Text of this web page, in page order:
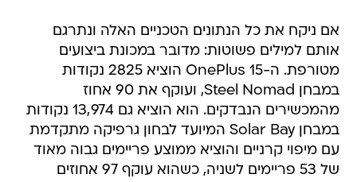
אם ניקח את כל הנתונים הטכניים האלה ונתרגם
אותם למילים פשוטות: מדובר במכונת ביצועים
מטורפת. ה-OnePlus 15 הוציא 2825 נקודות
במבחן Steel Nomad, ועוקף את 90 אחוז
מהמכשירים הנבדקים. הוא הוציא גם 13,974 נקודות
במבחן Solar Bay המיועד לבחון גרפיקה מתקדמת
עם מיפוי קרניים והוציא ממוצע פריימים גבוה מאוד
של 53 פריימים לשניה, כשהוא עוקף 97 אחוזים